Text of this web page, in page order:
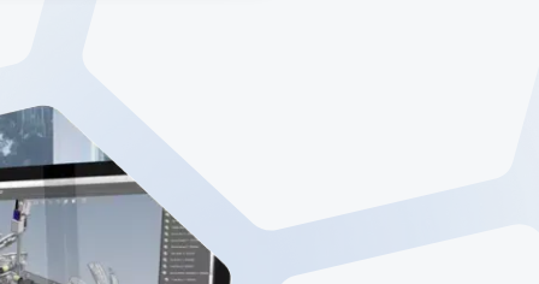
研究
ボット工学、製造業
Spatialの統合型3D SDKスイート
の開発を加速させ、ト
ストを削減した方法をご覧くだ